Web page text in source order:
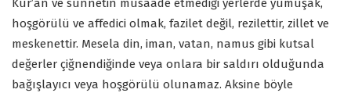
Kur’an ve sünnetin müsaade etmediği yerlerde yumuşak,
hoşgörülü ve affedici olmak, fazilet değil, rezilettir, zillet ve
meskenettir. Mesela din, iman, vatan, namus gibi kutsal
değerler çiğnendiğinde veya onlara bir saldırı olduğunda
bağışlayıcı veya hoşgörülü olunamaz. Aksine böyle